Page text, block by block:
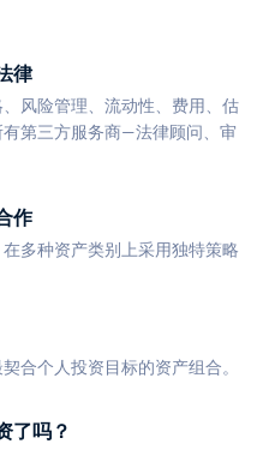
律
风险管理、流动性、费用、估
第三方服务商—法律顾问、审
作
多种资产类别上采用独特策略
合个人投资目标的资产组合。
了吗？